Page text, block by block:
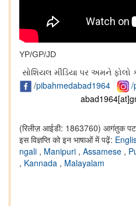
YP/GP/JD
સોશિયલ મીડિયા પર અમને ફોલો
/pibahmedabad1964 /
(रिलीज़ आईडी: 1863760) आगंतुक
इस विज्ञप्ति को इन भाषाओं में पढ़ें:
ngali , Manipuri , Assamese ,
, Kannada , Malayalam